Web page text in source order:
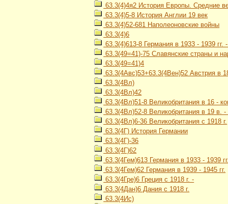
63.3(4)4я2 История Европы. Средние
63.3(4)5-8 История Англии 19 век
63.3(4)52-681 Наполеоновские войны
63.3(4)6
63.3(4)613-8 Германия в 1933 - 1939 гг.
63.3(49=41)-75 Славянские страны и
63.3(49=41)4
63.3(4Авс)53+63.3(4Вен)52 Австрия в
63.3(4Вл)
63.3(4Вл)42
63.3(4Вл)51-8 Великобритания в 16 -
63.3(4Вл)52-8 Великобритания в 19 в. -
63.3(4Вл)6-36 Великобритания с 1918 г.
63.3(4Г) История Германии
63.3(4Г)-36
63.3(4Г)62
63.3(4Гем)613 Германия в 1933 - 1939
63.3(4Гем)62 Германия в 1939 - 1945 гг.
63.3(4Гре)6 Греция с 1918 г. -
63.3(4Дан)6 Дания с 1918 г.
63.3(4Ис)